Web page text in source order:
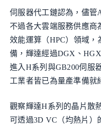
伺服器代工鏈認為，儘管
不過各大雲端服務供應商
效能運算（HPC）領域
備，輝達經過DGX、
進入H系列與GB200伺服
工業者皆已為量產準備就
觀察輝達H系列的晶片散
可透過3D VC（均熱片）